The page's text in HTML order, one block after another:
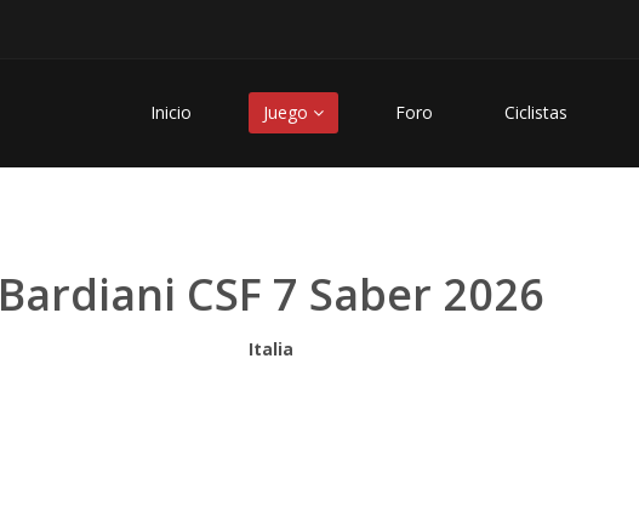
Inicio Juego Foro Ciclistas
Bardiani CSF 7 Saber 2026
Italia